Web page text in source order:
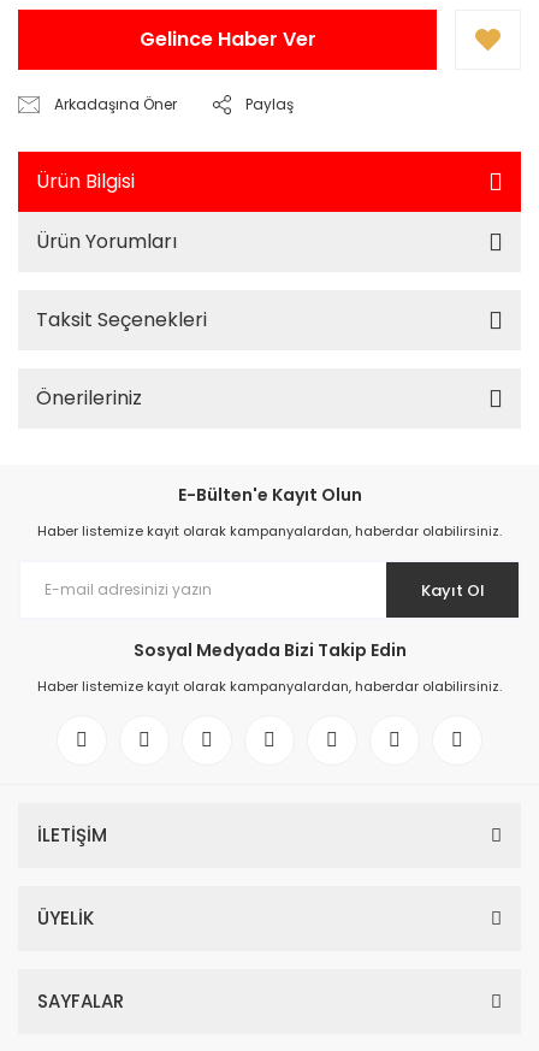
Gelince Haber Ver
Arkadaşına Öner Paylaş
Ürün Bilgisi
Ürün Yorumları
Taksit Seçenekleri
Önerileriniz
E-Bülten'e Kayıt Olun
Haber listemize kayıt olarak kampanyalardan, haberdar olabilirsiniz.
Kayıt Ol
Sosyal Medyada Bizi Takip Edin
Haber listemize kayıt olarak kampanyalardan, haberdar olabilirsiniz.
İLETİŞİM
ÜYELİK
SAYFALAR